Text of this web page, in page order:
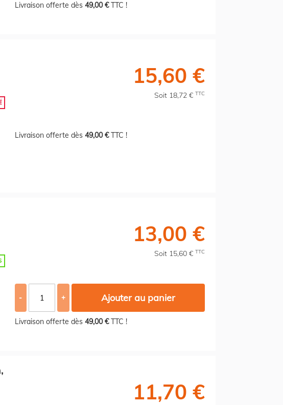
Livraison offerte dès 49,00 €TTC !
15,60 €
Soit 18,72 € TTC
Livraison offerte dès 49,00 €TTC !
13,00 €
Soit 15,60 € TTC
- + Ajouter au panier
Livraison offerte dès 49,00 €TTC !
11,70 €